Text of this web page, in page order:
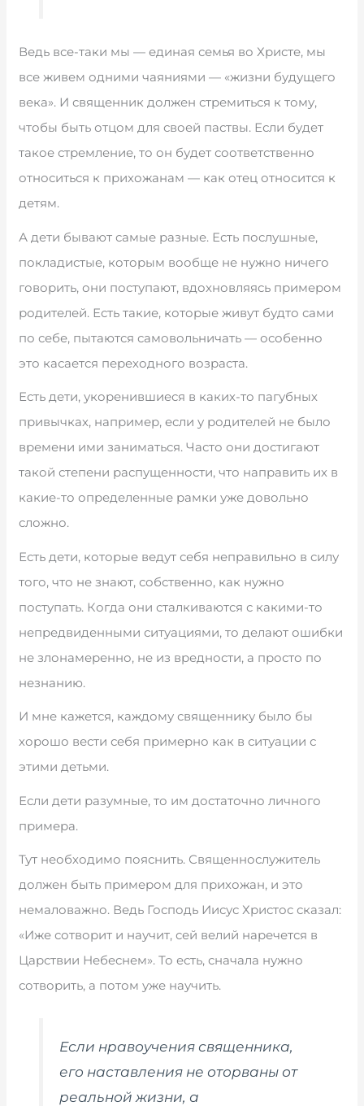
Ведь все-таки мы — единая семья во Христе, мы
все живем одними чаяниями — «жизни будущего
века». И священник должен стремиться к тому,
чтобы быть отцом для своей паствы. Если будет
такое стремление, то он будет соответственно
относиться к прихожанам — как отец относится к
детям.
А дети бывают самые разные. Есть послушные,
покладистые, которым вообще не нужно ничего
говорить, они поступают, вдохновляясь примером
родителей. Есть такие, которые живут будто сами
по себе, пытаются самовольничать — особенно
это касается переходного возраста.
Есть дети, укоренившиеся в каких-то пагубных
привычках, например, если у родителей не было
времени ими заниматься. Часто они достигают
такой степени распущенности, что направить их в
какие-то определенные рамки уже довольно
сложно.
Есть дети, которые ведут себя неправильно в силу
того, что не знают, собственно, как нужно
поступать. Когда они сталкиваются с какими-то
непредвиденными ситуациями, то делают ошибки
не злонамеренно, не из вредности, а просто по
незнанию.
И мне кажется, каждому священнику было бы
хорошо вести себя примерно как в ситуации с
этими детьми.
Если дети разумные, то им достаточно личного
примера.
Тут необходимо пояснить. Священнослужитель
должен быть примером для прихожан, и это
немаловажно. Ведь Господь Иисус Христос сказал:
«Иже сотворит и научит, сей велий наречется в
Царствии Небеснем». То есть, сначала нужно
сотворить, а потом уже научить.
Если нравоучения священника,
его наставления не оторваны от
реальной жизни, а